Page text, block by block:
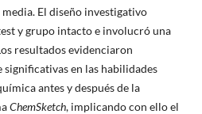
El diseño investigativo
y grupo intacto e involucró una
resultados evidenciaron
en las habilidades
antes y después de la
ChemSketch, implicando con ello el